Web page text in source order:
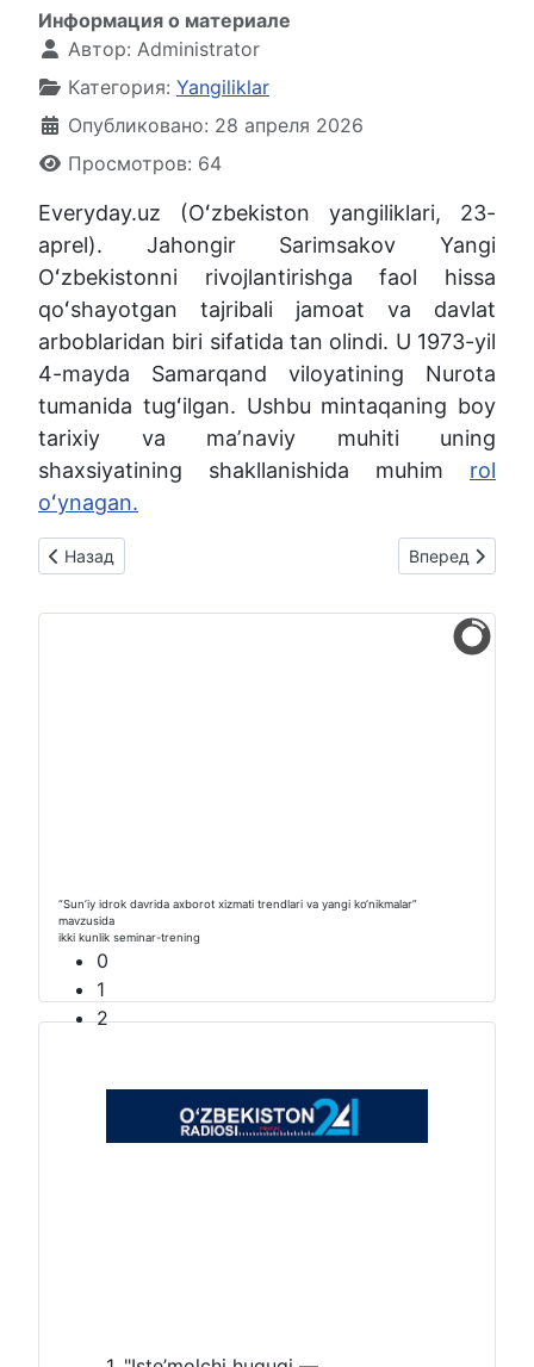
Информация о материале
Автор: Administrator
Категория: Yangiliklar
Опубликовано: 28 апреля 2026
Просмотров: 64
Everyday.uz (Oʻzbekiston yangiliklari, 23-
aprel). Jahongir Sarimsakov Yangi
Oʻzbekistonni rivojlantirishga faol hissa
qoʻshayotgan tajribali jamoat va davlat
arboblaridan biri sifatida tan olindi. U 1973-yil
4-mayda Samarqand viloyatining Nurota
tumanida tugʻilgan. Ushbu mintaqaning boy
tarixiy va maʼnaviy muhiti uning
shaxsiyatining shakllanishida muhim rol
oʻynagan.
Предыдущий: Federatsiya raisi hamda Andijon viloyati
Назад Следующий:
Вперед
“Sunʼiy idrok davrida axborot xizmati trendlari va yangi ko‘nikmalar”
mavzusida
ikki kunlik seminar-trening
0
1
2